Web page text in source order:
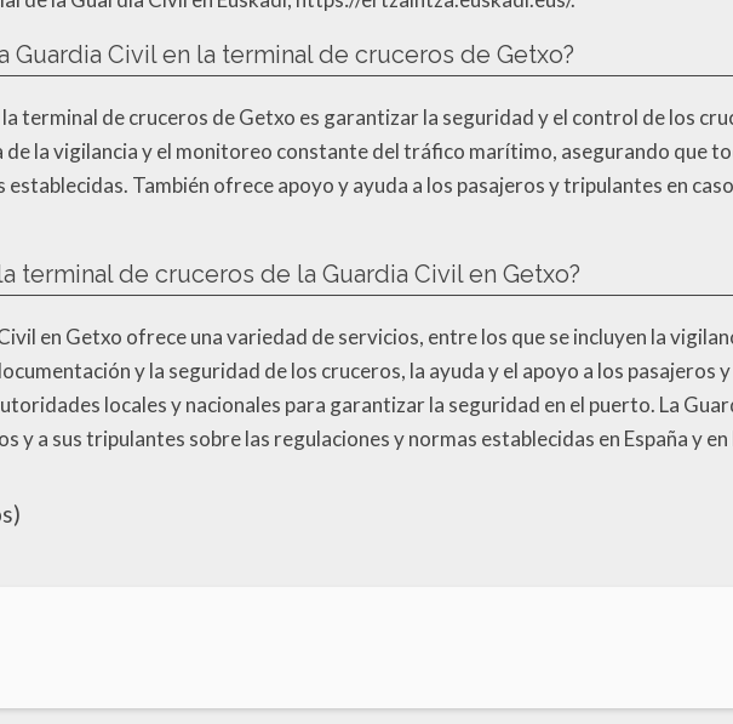
Guardia Civil en la terminal de cruceros de Getxo?
terminal de cruceros de Getxo es garantizar la seguridad y el control de los
de la vigilancia y el monitoreo constante del tráfico marítimo, asegurando que
establecidas. También ofrece apoyo y ayuda a los pasajeros y tripulantes en
terminal de cruceros de la Guardia Civil en Getxo?
en Getxo ofrece una variedad de servicios, entre los que se incluyen la
y la seguridad de los cruceros, la ayuda y el apoyo a los pasajeros
locales y nacionales para garantizar la seguridad en el puerto. La
y a sus tripulantes sobre las regulaciones y normas establecidas en España y en